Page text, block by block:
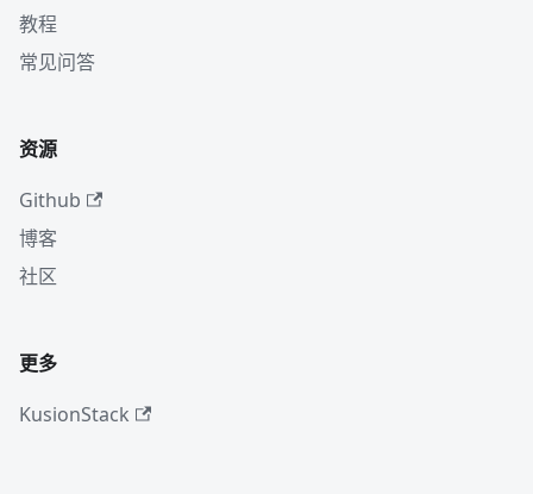
教程
常见问答
资源
Github
博客
社区
更多
KusionStack